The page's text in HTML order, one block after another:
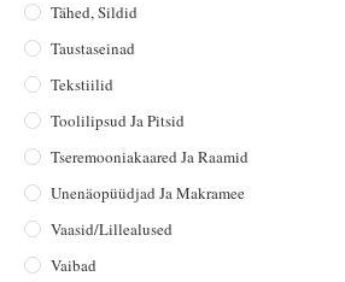
Tähed, Sildid
Taustaseinad
Tekstiilid
Toolilipsud Ja Pitsid
Tseremooniakaared Ja Raamid
Unenäopüüdjad Ja Makramee
Vaasid/lillealused
Vaibad